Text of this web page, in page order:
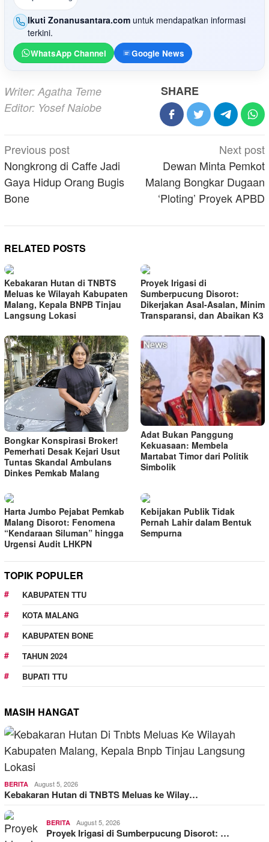
Ikuti Zonanusantara.com untuk mendapatkan informasi
terkini.
WhatsApp Channel Google News
Writer: Agatha Teme
Editor: Yosef Naiobe
SHARE
Post
navigation
Previous post
Nongkrong di Caffe Jadi
Gaya Hidup Orang Bugis
Bone
Next post
Dewan Minta Pemkot
Malang Bongkar Dugaan
‘Ploting’ Proyek APBD
RELATED POSTS
Kebakaran Hutan di TNBTS
Meluas ke Wilayah Kabupaten
Malang, Kepala BNPB Tinjau
Langsung Lokasi
Proyek Irigasi di
Sumberpucung Disorot:
Dikerjakan Asal-Asalan, Minim
Transparansi, dan Abaikan K3
Bongkar Konspirasi Broker!
Pemerhati Desak Kejari Usut
Tuntas Skandal Ambulans
Dinkes Pemkab Malang
Adat Bukan Panggung
Kekuasaan: Membela
Martabat Timor dari Politik
Simbolik
Harta Jumbo Pejabat Pemkab
Malang Disorot: Fenomena
“Kendaraan Siluman” hingga
Urgensi Audit LHKPN
Kebijakan Publik Tidak
Pernah Lahir dalam Bentuk
Sempurna
TOPIK POPULER
KABUPATEN TTU
KOTA MALANG
KABUPATEN BONE
TAHUN 2024
BUPATI TTU
MASIH HANGAT
BERITA August 5, 2026
Kebakaran Hutan di TNBTS Meluas ke Wilay…
BERITA August 5, 2026
Proyek Irigasi di Sumberpucung Disorot: …